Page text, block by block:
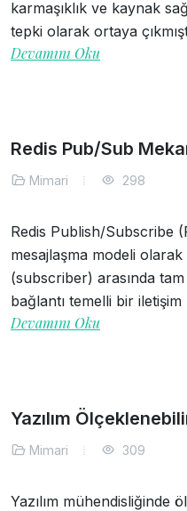
karmaşıklık ve kaynak
tepki olarak ortaya
Devamını Oku
Redis Pub/Sub
Mimari 298
Redis Publish/Subscribe
mesajlaşma modeli
(subscriber) arasında
bağlantı temelli bir iletişim
Devamını Oku
Yazılım
Mimari 309
Yazılım mühendisliğinde